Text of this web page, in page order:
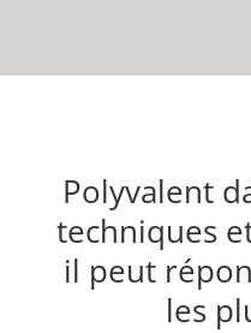
Polyvalent
techniques
il peut
les